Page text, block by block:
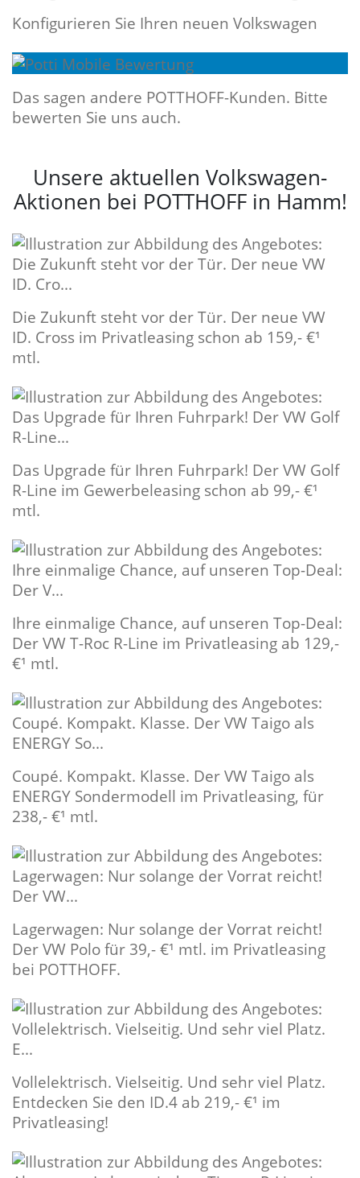
Konfigurieren Sie Ihren neuen Volkswagen
Das sagen andere POTTHOFF-Kunden. Bitte
bewerten Sie uns auch.
Unsere aktuellen Volkswagen-
Aktionen bei POTTHOFF in Hamm!
Die Zukunft steht vor der Tür. Der neue VW
ID. Cross im Privatleasing schon ab 159,- €¹
mtl.
Das Upgrade für Ihren Fuhrpark! Der VW Golf
R-Line im Gewerbeleasing schon ab 99,- €¹
mtl.
Ihre einmalige Chance, auf unseren Top-Deal:
Der VW T-Roc R-Line im Privatleasing ab 129,-
€¹ mtl.
Coupé. Kompakt. Klasse. Der VW Taigo als
ENERGY Sondermodell im Privatleasing, für
238,- €¹ mtl.
Lagerwagen: Nur solange der Vorrat reicht!
Der VW Polo für 39,- €¹ mtl. im Privatleasing
bei POTTHOFF.
Vollelektrisch. Vielseitig. Und sehr viel Platz.
Entdecken Sie den ID.4 ab 219,- €¹ im
Privatleasing!